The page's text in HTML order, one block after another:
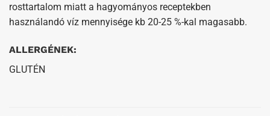
rosttartalom miatt a hagyományos receptekben
használandó víz mennyisége kb 20-25 %-kal magasabb.
ALLERGÉNEK:
GLUTÉN